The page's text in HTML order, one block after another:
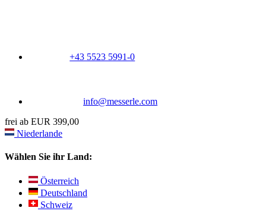
+43 5523 5991-0
info@messerle.com
frei ab EUR 399,00
Niederlande
Wählen Sie ihr Land:
Österreich
Deutschland
Schweiz